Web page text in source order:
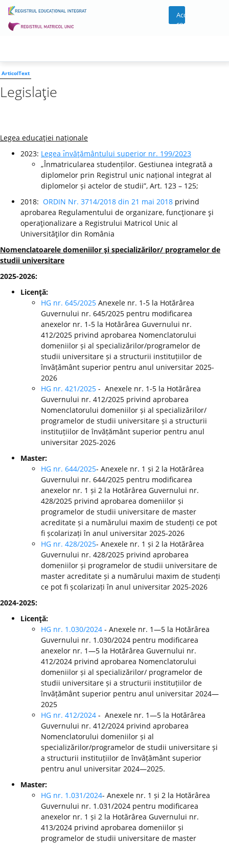
Acces
cont
ArticolText
Legislaţie
Legea educaţiei naţionale
2023: Legea ı̂nvăţământului superior nr. 199/2023
„Înmatricularea studenților. Gestiunea integrată a
diplomelor prin Registrul unic național integrat al
diplomelor și actelor de studii”, Art. 123 – 125;
2018: ORDIN Nr. 3714/2018 din 21 mai 2018 privind
aprobarea Regulamentului de organizare, funcţionare şi
operaţionalizare a Registrului Matricol Unic al
Universităţilor din România
Nomenclatoarele domeniilor şi specializărilor/ programelor de
studii universitare
2025-2026:
Licenţă:
HG nr. 645/2025 Anexele nr. 1-5 la Hotărârea
Guvernului nr. 645/2025 pentru modificarea
anexelor nr. 1-5 la Hotărârea Guvernului nr.
412/2025 privind aprobarea Nomenclatorului
domeniilor și al specializărilor/programelor de
studii universitare și a structurii instituțiilor de
învățământ superior pentru anul universitar 2025-
2026
HG nr. 421/2025 - Anexele nr. 1-5 la Hotărârea
Guvernului nr. 412/2025 privind aprobarea
Nomenclatorului domeniilor și al specializărilor/
programelor de studii universitare și a structurii
instituțiilor de învățământ superior pentru anul
universitar 2025-2026
Master:
HG nr. 644/2025- Anexele nr. 1 și 2 la Hotărârea
Guvernului nr. 644/2025 pentru modificarea
anexelor nr. 1 și 2 la Hotărârea Guvernului nr.
428/2025 privind aprobarea domeniilor și
programelor de studii universitare de master
acreditate și a numărului maxim de studenți ce pot
fi școlarizați în anul universitar 2025-2026
HG nr. 428/2025- Anexele nr. 1 și 2 la Hotărârea
Guvernului nr. 428/2025 privind aprobarea
domeniilor și programelor de studii universitare de
master acreditate și a numărului maxim de studenți
ce pot fi școlarizați în anul universitar 2025-2026
2024-2025:
Licenţă:
HG nr. 1.030/2024 - Anexele nr. 1—5 la Hotărârea
Guvernului nr. 1.030/2024 pentru modificarea
anexelor nr. 1—5 la Hotărârea Guvernului nr.
412/2024 privind aprobarea Nomenclatorului
domeniilor și al specializărilor/ programelor de
studii universitare și a structurii instituțiilor de
învățământ superior pentru anul universitar 2024—
2025
HG nr. 412/2024 - Anexele nr. 1—5 la Hotărârea
Guvernului nr. 412/2024 privind aprobarea
Nomenclatorului domeniilor și al
specializărilor/programelor de studii universitare și
a structurii instituțiilor de învățământ superior
pentru anul universitar 2024—2025.
Master:
HG nr. 1.031/2024- Anexele nr. 1 și 2 la Hotărârea
Guvernului nr. 1.031/2024 pentru modificarea
anexelor nr. 1 și 2 la Hotărârea Guvernului nr.
413/2024 privind aprobarea domeniilor și
programelor de studii universitare de master